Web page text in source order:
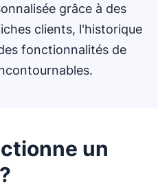
grâce à des
clients, l'historique
fonctionnalités de
un